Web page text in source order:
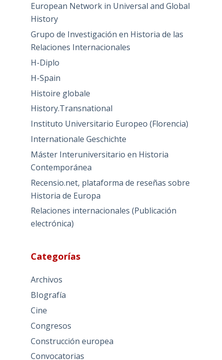
European Network in Universal and Global
History
Grupo de Investigación en Historia de las
Relaciones Internacionales
H-Diplo
H-Spain
Histoire globale
History.Transnational
Instituto Universitario Europeo (Florencia)
Internationale Geschichte
Máster Interuniversitario en Historia
Contemporánea
Recensio.net, plataforma de reseñas sobre
Historia de Europa
Relaciones internacionales (Publicación
electrónica)
Categorías
Archivos
BIografía
Cine
Congresos
Construcción europea
Convocatorias